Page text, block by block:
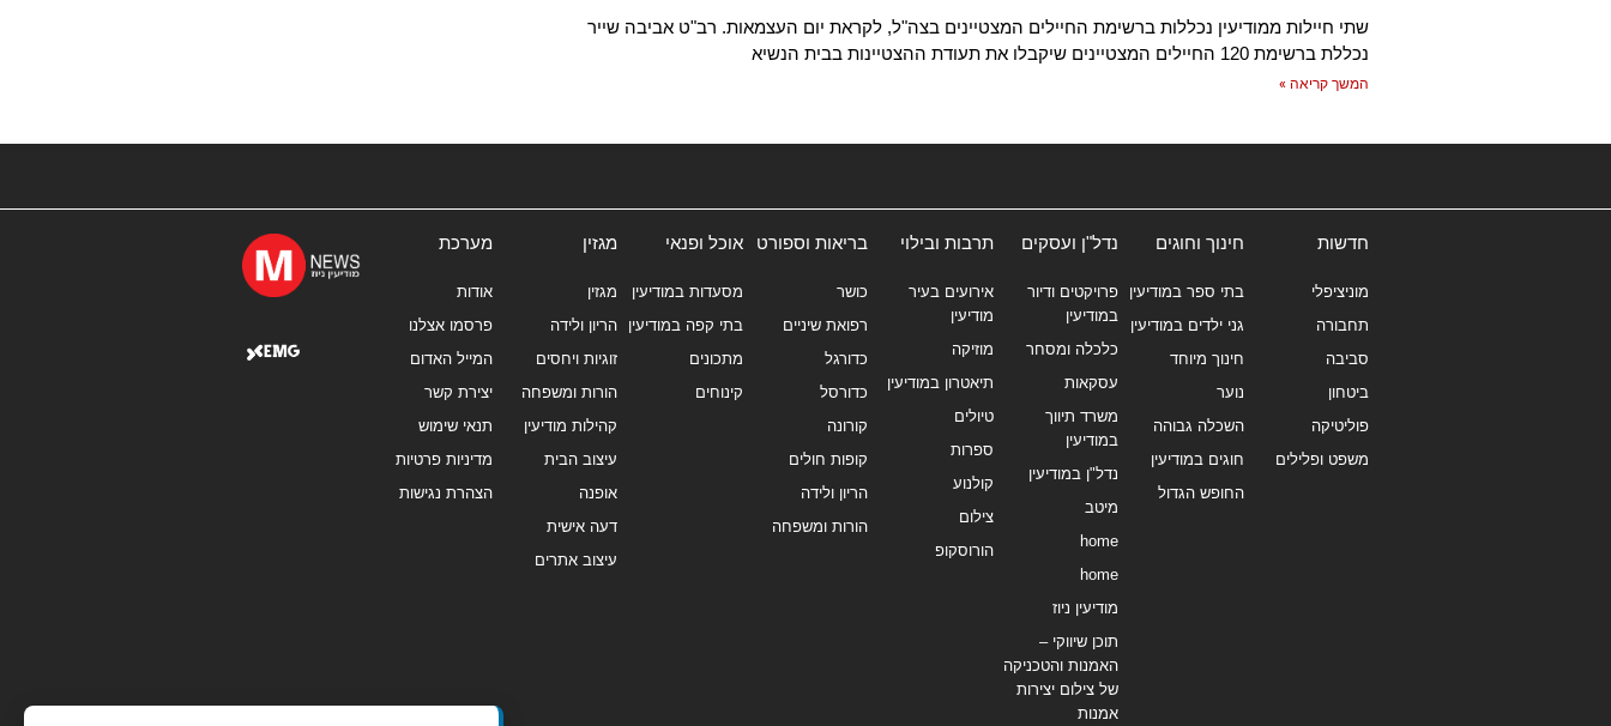
שתי חיילות ממודיעין נכללות ברשימת החיילים המצטיינים בצה"ל, לקראת יום העצמאות. רב"ט אביבה שייר
נכללת ברשימת 120 החיילים המצטיינים שיקבלו את תעודת ההצטיינות בבית הנשיא
המשך קריאה »
חדשות
מוניציפלי
תחבורה
סביבה
ביטחון
פוליטיקה
משפט ופלילים
חינוך וחוגים
בתי ספר במודיעין
גני ילדים במודיעין
חינוך מיוחד
נוער
השכלה גבוהה
חוגים במודיעין
החופש הגדול
נדל"ן ועסקים
פרויקטים ודיור
במודיעין
כלכלה ומסחר
עסקאות
משרד תיווך
במודיעין
נדל"ן במודיעין
מיטב
home
home
מודיעין ניוז
תוכן שיווקי –
האמנות והטכניקה
של צילום יצירות
אמנות
תרבות ובילוי
אירועים בעיר
מודיעין
מוזיקה
תיאטרון במודיעין
טיולים
ספרות
קולנוע
צילום
הורוסקופ
בריאות וספורט
כושר
רפואת שיניים
כדורגל
כדורסל
קורונה
קופות חולים
הריון ולידה
הורות ומשפחה
אוכל ופנאי
מסעדות במודיעין
בתי קפה במודיעין
מתכונים
קינוחים
מגזין
מגזין
הריון ולידה
זוגיות ויחסים
הורות ומשפחה
קהילות מודיעין
עיצוב הבית
אופנה
דעה אישית
עיצוב אתרים
מערכת
אודות
פרסמו אצלנו
המייל האדום
יצירת קשר
תנאי שימוש
מדיניות פרטיות
הצהרת נגישות